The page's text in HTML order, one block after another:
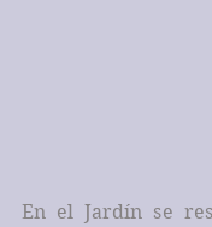
En el Jardín se